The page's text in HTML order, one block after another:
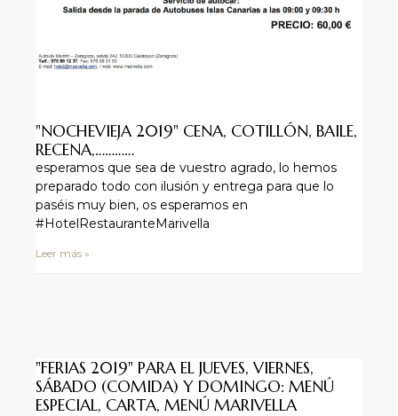
"NOCHEVIEJA 2019" CENA, COTILLÓN, BAILE,
RECENA,…………
esperamos que sea de vuestro agrado, lo hemos
preparado todo con ilusión y entrega para que lo
paséis muy bien, os esperamos en
#HotelRestauranteMarivella
Leer más »
"FERIAS 2019" PARA EL JUEVES, VIERNES,
SÁBADO (COMIDA) Y DOMINGO: MENÚ
ESPECIAL, CARTA, MENÚ MARIVELLA